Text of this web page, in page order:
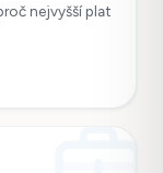
nejvyšší plat